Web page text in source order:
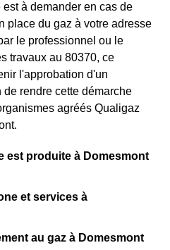
à demander en cas de
place du gaz à votre adresse
le professionnel ou le
travaux au 80370, ce
l'approbation d'un
de rendre cette démarche
agréés Qualigaz
est produite à Domesmont
et services à
au gaz à Domesmont